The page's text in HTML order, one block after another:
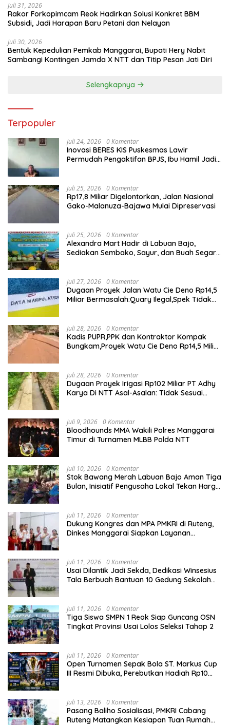
Juli 31, 2026
Rakor Forkopimcam Reok Hadirkan Solusi Konkret BBM
Subsidi, Jadi Harapan Baru Petani dan Nelayan
Juli 30, 2026
Bentuk Kepedulian Pemkab Manggarai, Bupati Hery Nabit
Sambangi Kontingen Jamda X NTT dan Titip Pesan Jati Diri
Selengkapnya
Terpopuler
Juli 24, 2026 0 Komentar
Inovasi BERES KIS Puskesmas Lawir
Permudah Pengaktifan BPJS, Ibu Hamil Jadi
Juli 25, 2026 0 Komentar
Rp17,8 Miliar Digelontorkan, Jalan Nasional
Gako-Malanuza-Bajawa Mulai Dipreservasi
Juli 25, 2026 0 Komentar
Alexandra Mart Hadir di Labuan Bajo,
Sediakan Sembako, Sayur, dan Buah Segar
Juli 27, 2026 0 Komentar
Dugaan Proyek Jalan Watu Cie Deno Rp14,5
Miliar Bermasalah:Quary Ilegal,Spek Tidak
Juli 28, 2026 0 Komentar
Kadis PUPR,PPK dan Kontraktor Kompak
Bungkam,Proyek Watu Cie Deno Rp14,5 Miliar
Juli 28, 2026 0 Komentar
Dugaan Proyek Irigasi Rp102 Miliar PT Adhy
Karya Di NTT Asal-Asalan: Tidak Sesuai
Juli 9, 2026 0 Komentar
Bloodhounds MMA Wakili Polres Manggarai
Timur di Turnamen MLBB Polda NTT
Juli 10, 2026 0 Komentar
Stok Bawang Merah Labuan Bajo Aman Tiga
Bulan, Inisiatif Pengusaha Lokal Tekan Harga
Juli 11, 2026 0 Komentar
Dukung Kongres dan MPA PMKRI di Ruteng,
Dinkes Manggarai Siapkan Layanan
Juli 11, 2026 0 Komentar
Usai Dilantik Jadi Sekda, Dedikasi Winsesius
Tala Berbuah Bantuan 10 Gedung Sekolah
Juli 11, 2026 0 Komentar
Tiga Siswa SMPN 1 Reok Siap Guncang OSN
Tingkat Provinsi Usai Lolos Seleksi Tahap 2
Juli 11, 2026 0 Komentar
Open Turnamen Sepak Bola ST. Markus Cup
III Resmi Dibuka, Perebutkan Hadiah Rp10
Juli 13, 2026 0 Komentar
Pasang Baliho Sosialisasi, PMKRI Cabang
Ruteng Matangkan Kesiapan Tuan Rumah